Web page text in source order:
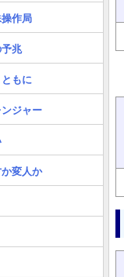
作局
兆
もに
ジャー
変人か